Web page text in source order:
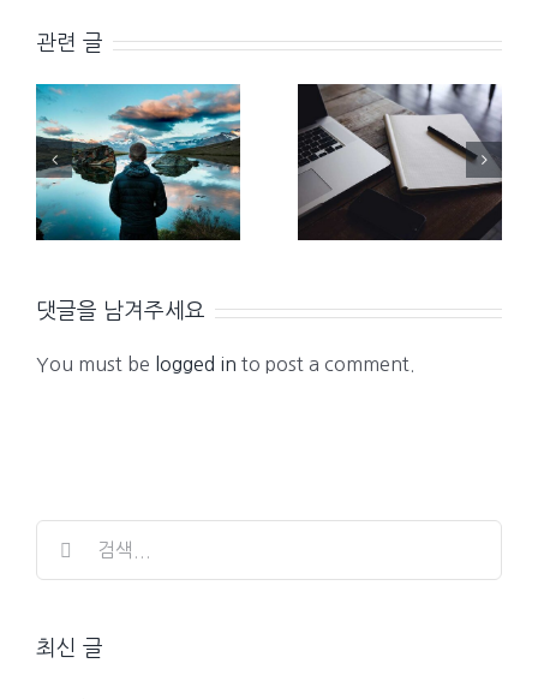
관련 글
Vivamus
ut magna
turpis
Phasellus
gravida
risus eget
댓글을 남겨주세요
You must be logged in to post a comment.
최신 글